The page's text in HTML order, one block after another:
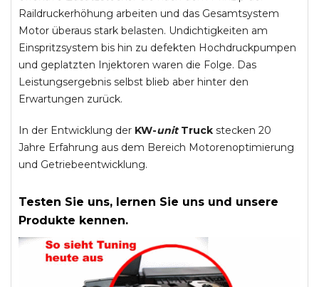
Raildruckerhöhung arbeiten und das Gesamtsystem
Motor überaus stark belasten. Undichtigkeiten am
Einspritzsystem bis hin zu defekten Hochdruckpumpen
und geplatzten Injektoren waren die Folge. Das
Leistungsergebnis selbst blieb aber hinter den
Erwartungen zurück.
In der Entwicklung der KW-unitTruck stecken 20
Jahre Erfahrung aus dem Bereich Motorenoptimierung
und Getriebeentwicklung.
Testen Sie uns, lernen Sie uns und unsere
Produkte kennen.